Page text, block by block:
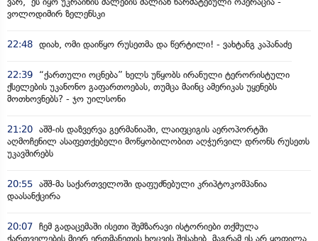
ვოლოდიმირ ზელენსკი
22:48 დიახ, ომი დაიწყო რუსეთმა და წერტილი! - ვახტანგ კაპანაძე
22:39
“ქართული ოცნება” ხელს უწყობს ირანული ტერორისტული
ქსელების უკანონო გაფართოებას, თუმცა მაინც ამერიკას უყენებს
მოთხოვნებს? - ჯო უილსონი
21:20 აშშ-ის დაზვერვა გერმანიაში, ლაიფციგის აეროპორტში
აღმოჩენილ ასაფეთქებელი მოწყობილობით აღჭურვილ დრონს რუსეთს
უკავშირებს
20:55 აშშ-მა საქართველოში დაფუძნებული კრიპტოკომპანია
დაასანქცირა
20:07 ჩემ გადაცემაში ისეთი შემზარავი ისტორიები თქმულა
ქართველების მიერ ერთმანეთის ხოცვის შესახებ, მაგრამ ეს არ ყოფილა